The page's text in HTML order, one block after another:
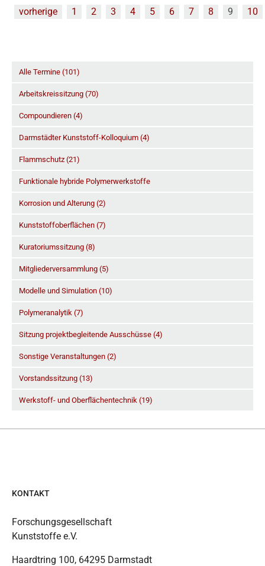
vorherige 1 2 3 4 5 6 7 8 9 10
Alle Termine (101)
Arbeitskreissitzung (70)
Compoundieren (4)
Darmstädter Kunststoff-Kolloquium (4)
Flammschutz (21)
Funktionale hybride Polymerwerkstoffe
Korrosion und Alterung (2)
Kunststoffoberflächen (7)
Kuratoriumssitzung (8)
Mitgliederversammlung (5)
Modelle und Simulation (10)
Polymeranalytik (7)
Sitzung projektbegleitende Ausschüsse (4)
Sonstige Veranstaltungen (2)
Vorstandssitzung (13)
Werkstoff- und Oberflächentechnik (19)
KONTAKT
Forschungsgesellschaft
Kunststoffe e.V.
Haardtring 100, 64295 Darmstadt